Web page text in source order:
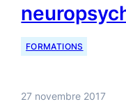
FORMATIONS
27 novembre 2017